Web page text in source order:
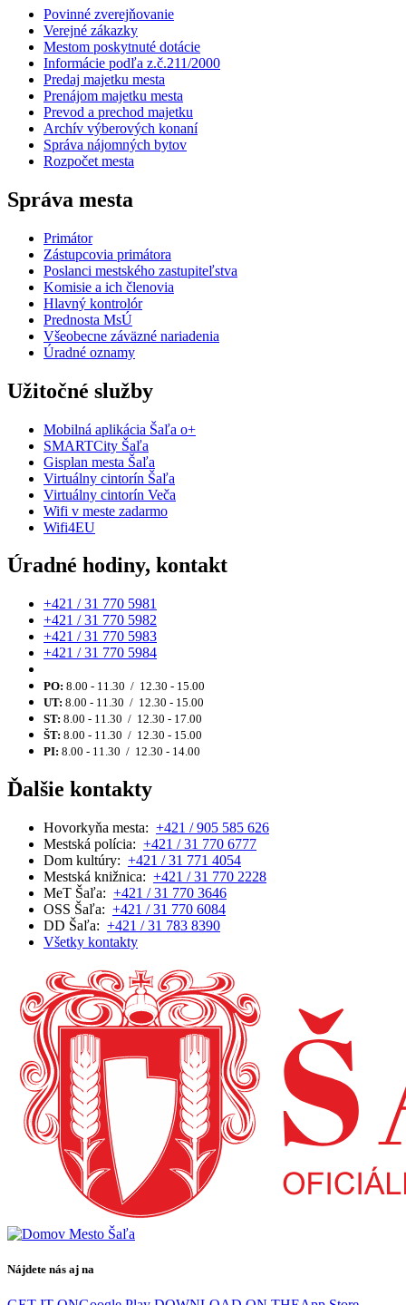
Povinné zverejňovanie
Verejné zákazky
Mestom poskytnuté dotácie
Informácie podľa z.č.211/2000
Predaj majetku mesta
Prenájom majetku mesta
Prevod a prechod majetku
Archív výberových konaní
Správa nájomných bytov
Rozpočet mesta
Správa mesta
Primátor
Zástupcovia primátora
Poslanci mestského zastupiteľstva
Komisie a ich členovia
Hlavný kontrolór
Prednosta MsÚ
Všeobecne záväzné nariadenia
Úradné oznamy
Užitočné služby
Mobilná aplikácia Šaľa o+
SMARTCity Šaľa
Gisplan mesta Šaľa
Virtuálny cintorín Šaľa
Virtuálny cintorín Veča
Wifi v meste zadarmo
Wifi4EU
Úradné hodiny, kontakt
+421 / 31 770 5981
+421 / 31 770 5982
+421 / 31 770 5983
+421 / 31 770 5984
PO: 8.00 - 11.30 / 12.30 - 15.00
UT: 8.00 - 11.30 / 12.30 - 15.00
ST: 8.00 - 11.30 / 12.30 - 17.00
ŠT: 8.00 - 11.30 / 12.30 - 15.00
PI: 8.00 - 11.30 / 12.30 - 14.00
Ďalšie kontakty
Hovorkyňa mesta: +421 / 905 585 626
Mestská polícia: +421 / 31 770 6777
Dom kultúry: +421 / 31 771 4054
Mestská knižnica: +421 / 31 770 2228
MeT Šaľa: +421 / 31 770 3646
OSS Šaľa: +421 / 31 770 6084
DD Šaľa: +421 / 31 783 8390
Všetky kontakty
Nájdete nás aj na